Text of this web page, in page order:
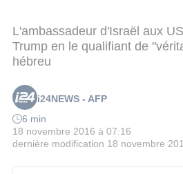
L'ambassadeur d'Israël aux
Trump en le qualifiant de
hébreu
i24NEWS - AFP
6 min
18 novembre 2016 à 07:16
dernière modification 18 novembre